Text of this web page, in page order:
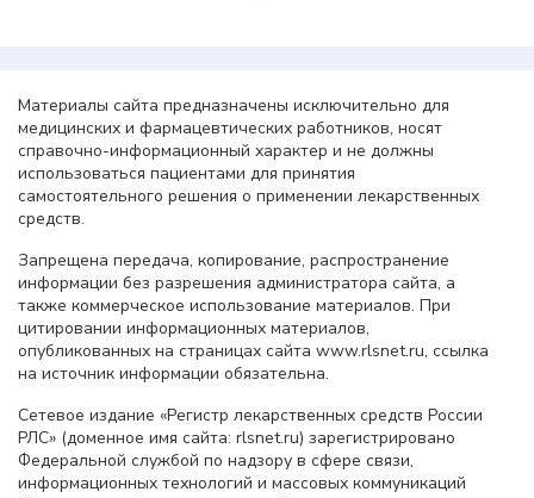
Материалы сайта предназначены исключительно для
медицинских и фармацевтических работников, носят
справочно-информационный характер и не должны
использоваться пациентами для принятия
самостоятельного решения о применении лекарственных
средств.
Запрещена передача, копирование, распространение
информации без разрешения администратора сайта, а
также коммерческое использование материалов. При
цитировании информационных материалов,
опубликованных на страницах сайта www.rlsnet.ru, ссылка
на источник информации обязательна.
Сетевое издание «Регистр лекарственных средств России
РЛС» (доменное имя сайта: rlsnet.ru) зарегистрировано
Федеральной службой по надзору в сфере связи,
информационных технологий и массовых коммуникаций